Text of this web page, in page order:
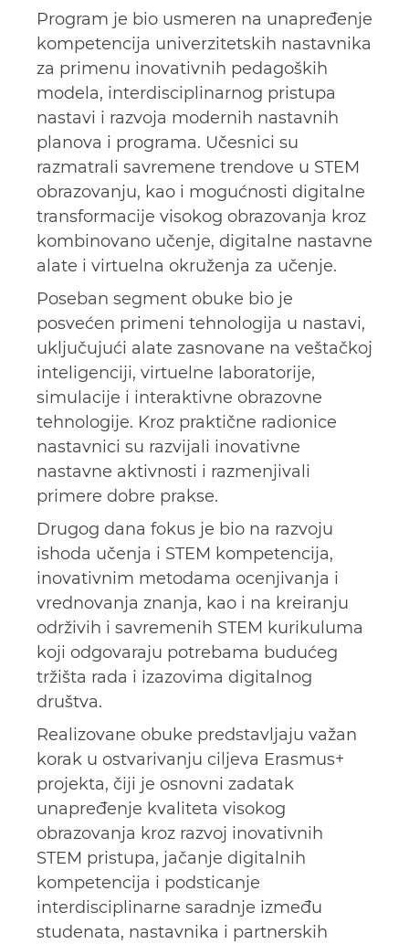
Program je bio usmeren na unapređenje
kompetencija univerzitetskih nastavnika
za primenu inovativnih pedagoških
modela, interdisciplinarnog pristupa
nastavi i razvoja modernih nastavnih
planova i programa. Učesnici su
razmatrali savremene trendove u STEM
obrazovanju, kao i mogućnosti digitalne
transformacije visokog obrazovanja kroz
kombinovano učenje, digitalne nastavne
alate i virtuelna okruženja za učenje.
Poseban segment obuke bio je
posvećen primeni tehnologija u nastavi,
uključujući alate zasnovane na veštačkoj
inteligenciji, virtuelne laboratorije,
simulacije i interaktivne obrazovne
tehnologije. Kroz praktične radionice
nastavnici su razvijali inovativne
nastavne aktivnosti i razmenjivali
primere dobre prakse.
Drugog dana fokus je bio na razvoju
ishoda učenja i STEM kompetencija,
inovativnim metodama ocenjivanja i
vrednovanja znanja, kao i na kreiranju
održivih i savremenih STEM kurikuluma
koji odgovaraju potrebama budućeg
tržišta rada i izazovima digitalnog
društva.
Realizovane obuke predstavljaju važan
korak u ostvarivanju ciljeva Erasmus+
projekta, čiji je osnovni zadatak
unapređenje kvaliteta visokog
obrazovanja kroz razvoj inovativnih
STEM pristupa, jačanje digitalnih
kompetencija i podsticanje
interdisciplinarne saradnje između
studenata, nastavnika i partnerskih